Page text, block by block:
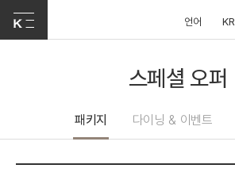
언어 KR
스페셜 오퍼
패키지 다이닝 & 이벤트